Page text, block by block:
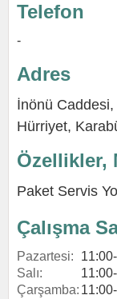
Telefon
-
Adres
İnönü Caddesi,
Hürriyet,
Özellikler,
Paket Servis
Çalışma
Pazartesi:
Salı:
Çarşamba: